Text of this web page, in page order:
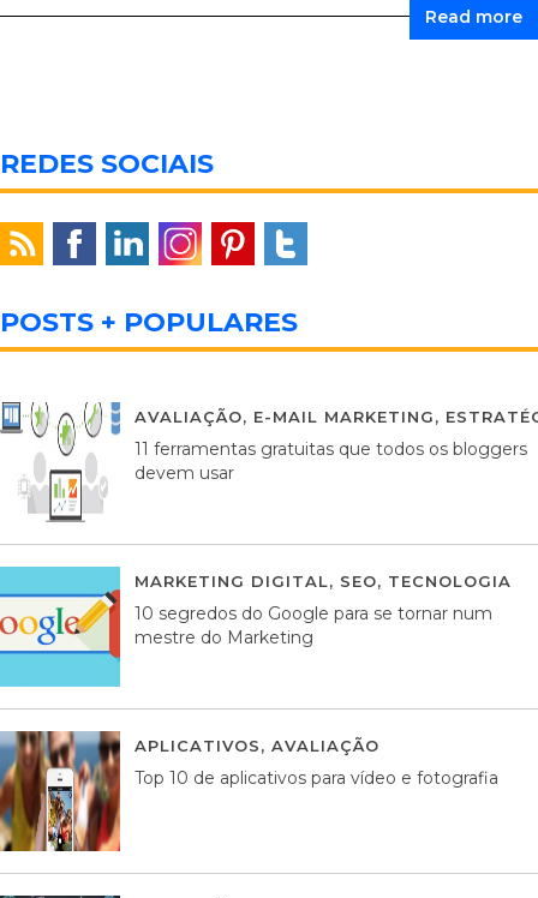
Read more
REDES SOCIAIS
POSTS + POPULARES
AVALIAÇÃO, E-MAIL MARKETING,
11 ferramentas gratuitas que todos os bloggers
devem usar
MARKETING DIGITAL, SEO, TECNOLOGIA
10 segredos do Google para se tornar num
mestre do Marketing
APLICATIVOS, AVALIAÇÃO
Top 10 de aplicativos para vídeo e fotografia